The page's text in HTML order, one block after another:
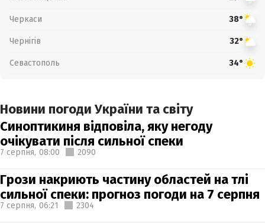
Черкаси 38°
Чернігів 32°
Севастополь 34°
Новини погоди України та світу
Синоптикиня відповіла, яку негоду
очікувати після сильної спеки
7 серпня, 08:00 2090
Грози накриють частину областей на тлі
сильної спеки: прогноз погоди на 7 серпня
7 серпня, 06:21 2304